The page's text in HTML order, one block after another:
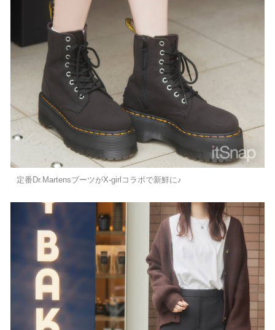
定番Dr.MartensブーツがX-girlコラボで新鮮に♪